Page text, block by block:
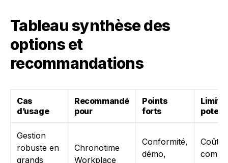
Tableau synthèse des
options et
recommandations
Cas
d’usage
Recommandé
pour
Points
forts
Gestion
robuste en
grands
Chronotime
Workplace
Conformité,
démo,
Coût et